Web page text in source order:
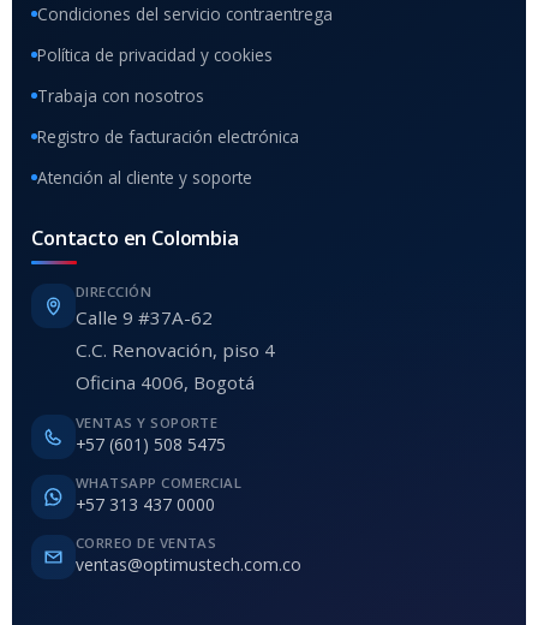
Condiciones del servicio contraentrega
Política de privacidad y cookies
Trabaja con nosotros
Registro de facturación electrónica
Atención al cliente y soporte
Contacto en Colombia
DIRECCIÓN
Calle 9 #37A-62
C.C. Renovación, piso 4
Oficina 4006, Bogotá
VENTAS Y SOPORTE
+57 (601) 508 5475
WHATSAPP COMERCIAL
+57 313 437 0000
CORREO DE VENTAS
ventas@optimustech.com.co